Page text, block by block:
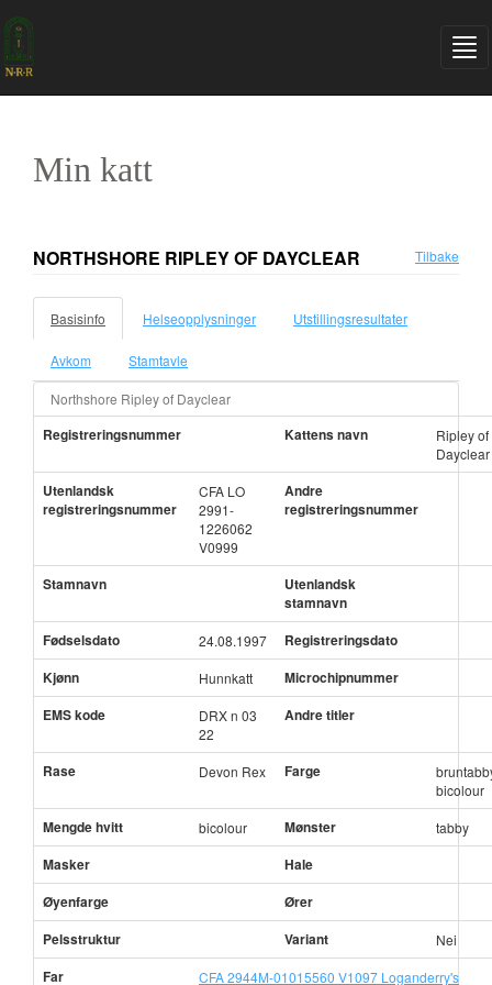
Min katt
NORTHSHORE RIPLEY OF DAYCLEAR Tilbake
Basisinfo Helseopplysninger Utstillingsresultater
Avkom Stamtavle
Northshore Ripley of Dayclear
Registreringsnummer Kattens navn
Ripley of
Dayclear
Utenlandsk
registreringsnummer
CFA LO
2991-
1226062
V0999
Andre
registreringsnummer
Stamnavn
Utenlandsk
stamnavn
Fødselsdato
24.08.1997
Registreringsdato
Kjønn
Hunnkatt
Microchipnummer
EMS kode
DRX n 03
22
Andre titler
Rase Devon Rex Farge
bicolour
Mengde hvitt bicolour Mønster tabby
Masker
Hale
Øyenfarge
Ører
Pelsstruktur
Variant Nei
Far CFA 2944M-01015560 V1097 Loganderry's